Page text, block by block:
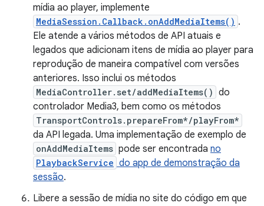
mídia ao player, implemente
MediaSession.Callback.onAddMediaItems() .
Ele atende a vários métodos de API atuais e
legados que adicionam itens de mídia ao player para
reprodução de maneira compatível com versões
anteriores. Isso inclui os métodos
MediaController.set/addMediaItems() do
controlador Media3, bem como os métodos
TransportControls.prepareFrom*/playFrom*
da API legada. Uma implementação de exemplo de
onAddMediaItems pode ser encontrada no
PlaybackService do app de demonstração da
sessão.
Libere a sessão de mídia no site do código em que